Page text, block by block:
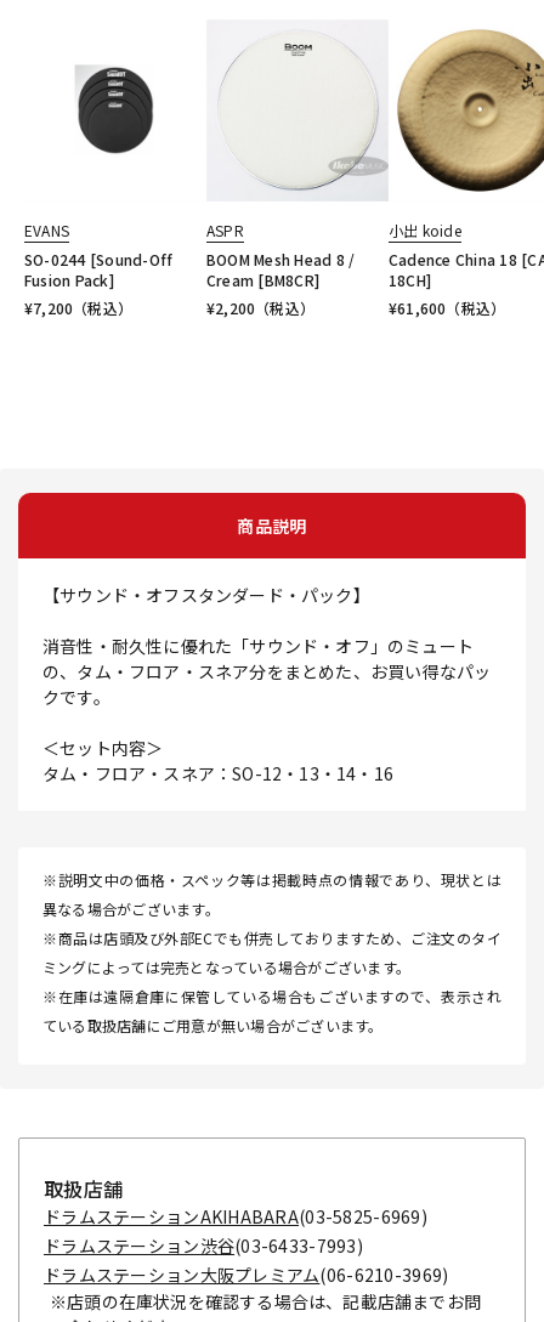
EVANS
SO-0244 [Sound-Off
Fusion Pack]
¥7,200 （税込）
ASPR
BOOM Mesh Head 8 /
Cream [BM8CR]
¥2,200 （税込）
小出 koide
Cadence China 18
18CH]
¥61,600 （税込）
商品説明
【サウンド・オフスタンダード・パック】
消音性・耐久性に優れた「サウンド・オフ」のミュート
の、タム・フロア・スネア分をまとめた、お買い得なパッ
クです。
＜セット内容＞
タム・フロア・スネア：SO-12・13・14・16
※説明文中の価格・スペック等は掲載時点の情報であり、現状とは
異なる場合がございます。
※商品は店頭及び外部ECでも併売しておりますため、ご注文のタイ
ミングによっては完売となっている場合がございます。
※在庫は遠隔倉庫に保管している場合もございますので、表示され
ている取扱店舗にご用意が無い場合がございます。
取扱店舗
ドラムステーションAKIHABARA(03-5825-6969)
ドラムステーション渋谷(03-6433-7993)
ドラムステーション大阪プレミアム(06-6210-3969)
※店頭の在庫状況を確認する場合は、記載店舗までお問